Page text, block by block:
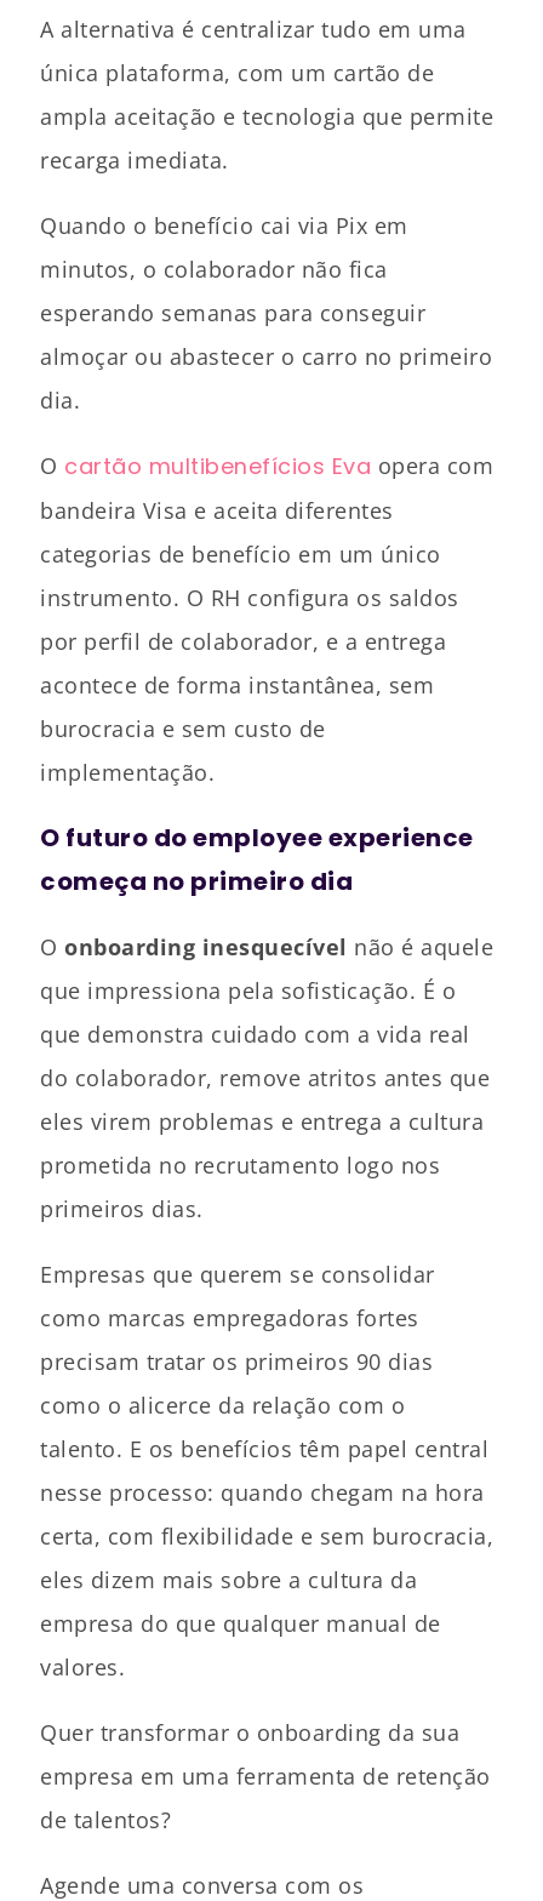
A alternativa é centralizar tudo em uma
única plataforma, com um cartão de
ampla aceitação e tecnologia que permite
recarga imediata.
Quando o benefício cai via Pix em
minutos, o colaborador não fica
esperando semanas para conseguir
almoçar ou abastecer o carro no primeiro
dia.
O cartão multibenefícios Eva opera com
bandeira Visa e aceita diferentes
categorias de benefício em um único
instrumento. O RH configura os saldos
por perfil de colaborador, e a entrega
acontece de forma instantânea, sem
burocracia e sem custo de
implementação.
O futuro do employee experience
começa no primeiro dia
O onboarding inesquecível não é aquele
que impressiona pela sofisticação. É o
que demonstra cuidado com a vida real
do colaborador, remove atritos antes que
eles virem problemas e entrega a cultura
prometida no recrutamento logo nos
primeiros dias.
Empresas que querem se consolidar
como marcas empregadoras fortes
precisam tratar os primeiros 90 dias
como o alicerce da relação com o
talento. E os benefícios têm papel central
nesse processo: quando chegam na hora
certa, com flexibilidade e sem burocracia,
eles dizem mais sobre a cultura da
empresa do que qualquer manual de
valores.
Quer transformar o onboarding da sua
empresa em uma ferramenta de retenção
de talentos?
Agende uma conversa com os